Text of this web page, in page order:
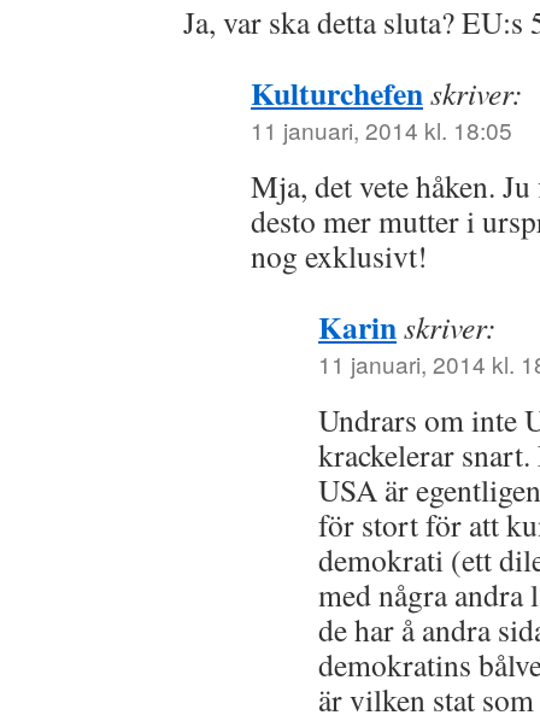
Ja, var ska detta sluta? EU:s
Kulturchefenskriver:
11 januari, 2014 kl. 18:05
Mja, det vete håken.
desto mer mutter i
nog exklusivt!
Karinskriver:
11 januari, 2014 kl.
Undrars om inte
krackelerar
USA är
för stort för att
demokrati (ett
med några andra
de har å andra
demokratins
är vilken stat